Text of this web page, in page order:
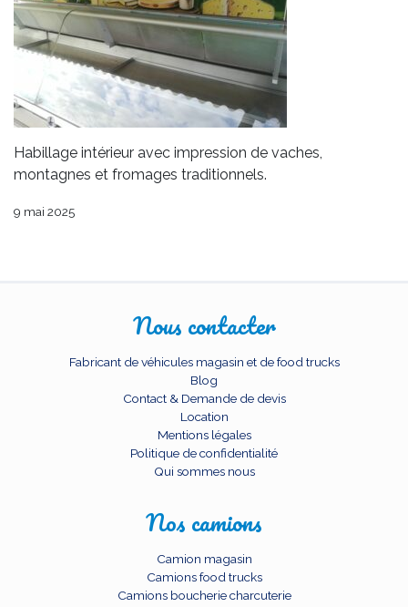
Habillage intérieur avec impression de vaches,
montagnes et fromages traditionnels.
9 mai 2025
Nous contacter
Fabricant de véhicules magasin et de food trucks
Blog
Contact & Demande de devis
Location
Mentions légales
Politique de confidentialité
Qui sommes nous
Nos camions
Camion magasin
Camions food trucks
Camions boucherie charcuterie